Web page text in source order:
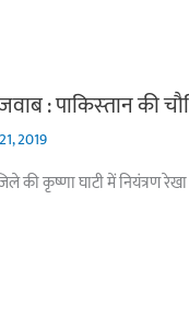
: पाकिस्‍तान की
2019
कृष्णा घाटी में नियंत्रण